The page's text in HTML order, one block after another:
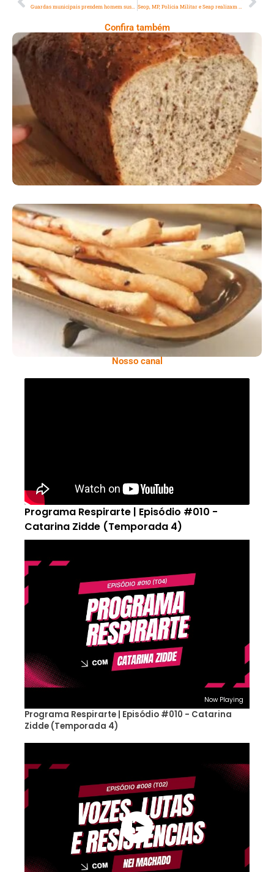
Confira também
Comer Bem: Pão Low Carb
Comer Bem: Palitinhos De Cebola E Salsa
Nosso canal
Programa Respirarte | Episódio #010 -
Catarina Zidde (Temporada 4)
Now Playing
Programa Respirarte | Episódio #010 - Catarina
Zidde (Temporada 4)